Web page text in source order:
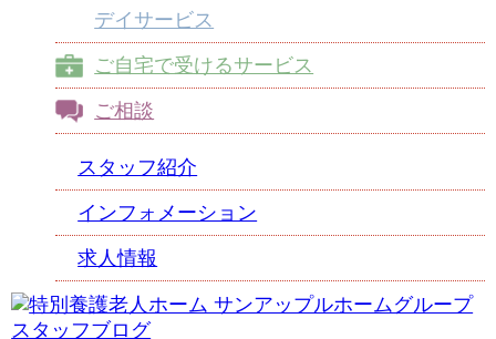
デイサービス
ご自宅で受けるサービス
ご相談
スタッフ紹介
インフォメーション
求人情報